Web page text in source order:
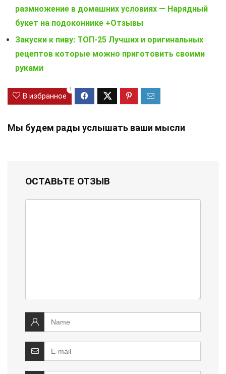
размножение в домашних условиях — Нарядный
букет на подоконнике +Отзывы
Закуски к пиву: ТОП-25 Лучших и оригинальных
рецептов которые можно приготовить своими
руками
В избранное
1
Мы будем рады услышать ваши мысли
ОСТАВЬТЕ ОТЗЫВ